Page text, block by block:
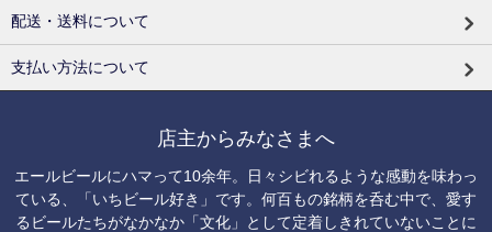
配送・送料について
支払い方法について
店主からみなさまへ
エールビールにハマって10余年。日々シビれるような感動を味わっ
ている、「いちビール好き」です。何百もの銘柄を呑む中で、愛す
るビールたちがなかなか「文化」として定着しきれていないことに